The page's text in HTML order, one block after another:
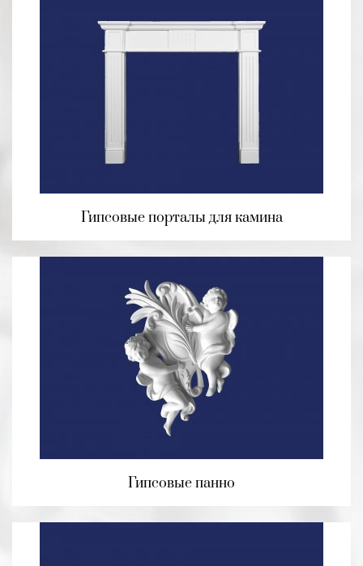
Гипсовые порталы для камина
Гипсовые панно